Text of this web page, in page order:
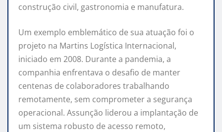
construção civil, gastronomia e manufatura.
Um exemplo emblemático de sua atuação foi o
projeto na Martins Logística Internacional,
iniciado em 2008. Durante a pandemia, a
companhia enfrentava o desafio de manter
centenas de colaboradores trabalhando
remotamente, sem comprometer a segurança
operacional. Assunção liderou a implantação de
um sistema robusto de acesso remoto,